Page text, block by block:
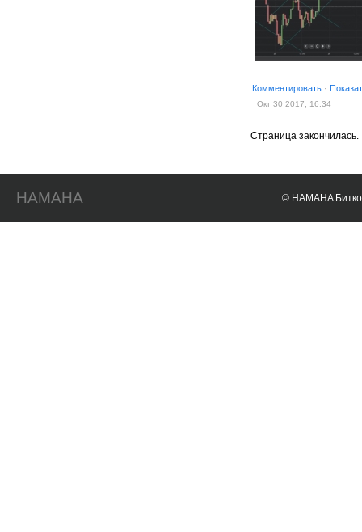
Комментировать ·
Окт 30 2017, 16:34
Страница закончилась.
HAMAHA © HAMAHA